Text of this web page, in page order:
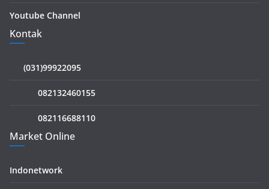
Youtube Channel
Kontak
(031)99922095
082132460155
082116688110
Market Online
Indonetwork